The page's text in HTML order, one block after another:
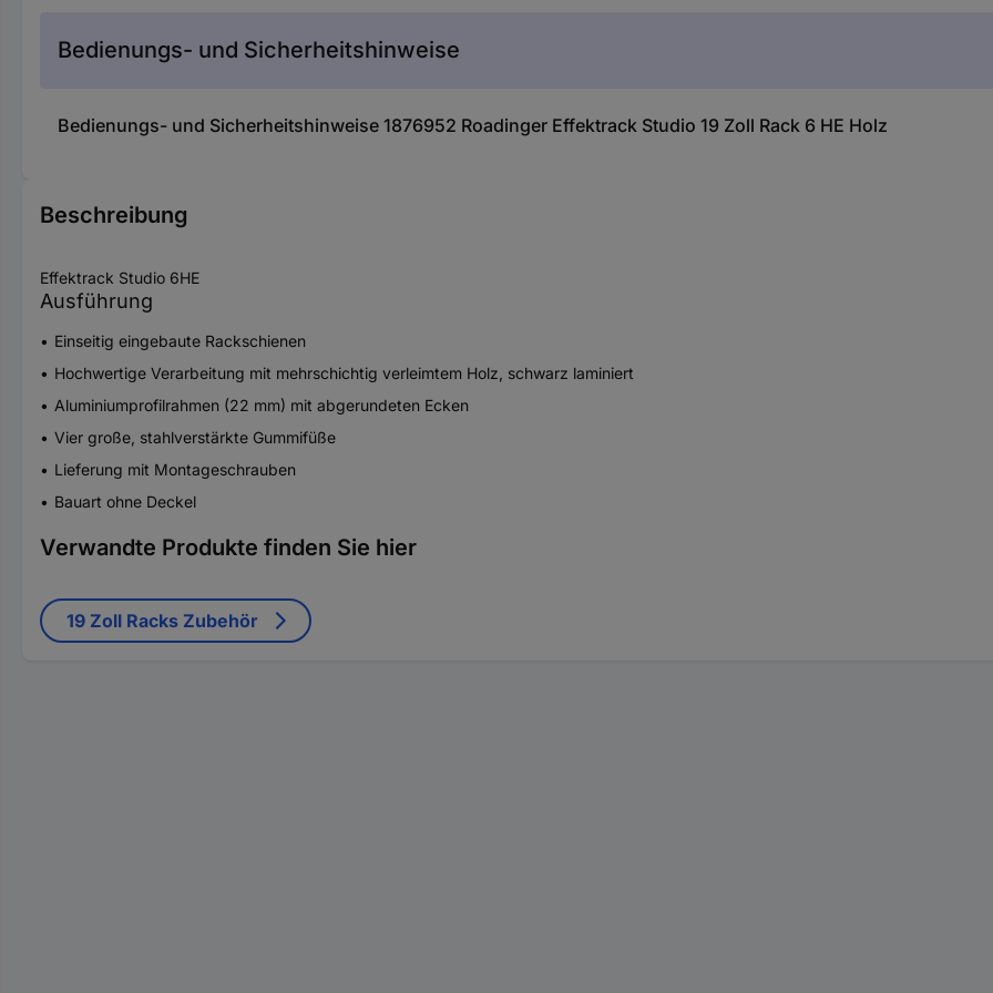
Bedienungs- und Sicherheitshinweise
Bedienungs- und Sicherheitshinweise 1876952 Roadinger Effektrack Studio 19 Zoll Rack 6 HE Holz
Beschreibung
Effektrack Studio 6HE
Ausführung
Einseitig eingebaute Rackschienen
Hochwertige Verarbeitung mit mehrschichtig verleimtem Holz, schwarz laminiert
Aluminiumprofilrahmen (22 mm) mit abgerundeten Ecken
Vier große, stahlverstärkte Gummifüße
Lieferung mit Montageschrauben
Bauart ohne Deckel
Verwandte Produkte finden Sie hier
19 Zoll Racks Zubehör